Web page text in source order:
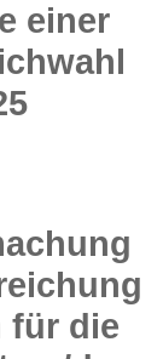
einer
für die